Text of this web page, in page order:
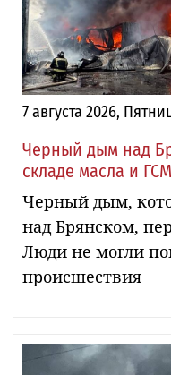
7 августа 2026,
Черный дым над
складе масла и
Черный дым,
над Брянском,
Люди не могли
происшествия